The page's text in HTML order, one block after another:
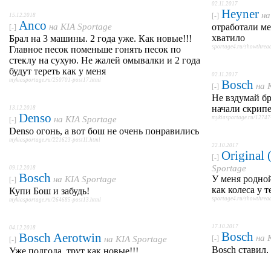
15.12.2018
[-] Anco на KIA Sportage
Брал на 3 машины. 2 года уже. Как новые!!!
Главное песок поменьше гонять песок по
стеклу на сухую. Не жалей омывалки и 2 года
будут тереть как у меня
mykiasportage.ru/250701-post17.html
13.12.2018
[-] Denso на KIA Sportage
Denso огонь, а вот бош не очень понравились
mykiasportage.ru/221623-post11.html
09.12.2018
[-] Bosch на KIA Sportage
Купи Бош и забудь!
mykiasportage.ru/264685-post13.html
04.12.2018
[-] Bosch Aerotwin на KIA Sportage
Уже полгода, трут как новые!!!
02.11.2017
[-] Heyner
отработали
хватило
sportage4.ru/
02.11.2017
[-] Bosch на
Не вздумай
начали
mykiasportage.ru/
22.10.2017
[-] Original
Sportage
У меня
как колеса у
sportage4.ru/
17.10.2017
[-] Bosch на
Bosch